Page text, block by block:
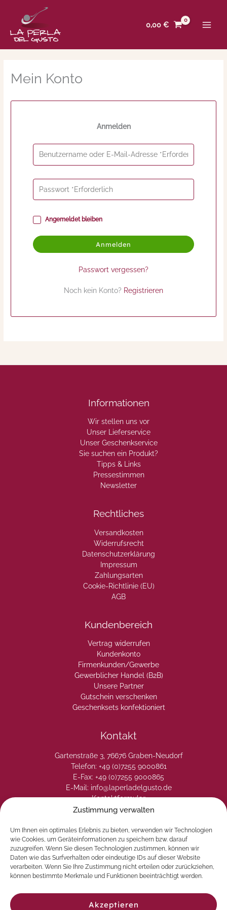
Zustimmung verwalten
Um Ihnen ein optimales Erlebnis zu bieten, verwenden wir Technologien
wie Cookies, um Geräteinformationen zu speichern bzw. darauf
zuzugreifen. Wenn Sie diesen Technologien zustimmen, können wir
Daten wie das Surfverhalten oder eindeutige IDs auf dieser Website
verarbeiten. Wenn Sie Ihre Zustimmung nicht erteilen oder zurückziehen,
können bestimmte Merkmale und Funktionen beeinträchtigt werden.
Akzeptieren
springen
0,00€
Mein Konto
Anmelden
Angemeldet bleiben
Anmelden
Passwort vergessen?
Noch kein Konto? Registrieren
Informationen
Wir stellen uns vor
Unser Lieferservice
Unser Geschenkservice
Sie suchen ein Produkt?
Tipps & Links
Pressestimmen
Newsletter
Rechtliches
Versandkosten
Widerrufsrecht
Datenschutzerklärung
Impressum
Zahlungsarten
Cookie-Richtlinie (EU)
AGB
Kundenbereich
Vertrag widerrufen
Kundenkonto
Firmenkunden/Gewerbe
Gewerblicher Handel (B2B)
Unsere Partner
Gutschein verschenken
Geschenksets konfektioniert
Kontakt
Gartenstraße 3, 76676 Graben-Neudorf
Telefon: +49 (0)7255 9000861
E-Fax: +49 (0)7255 9000865
E-Mail: info@laperladelgusto.de
Kontaktformular